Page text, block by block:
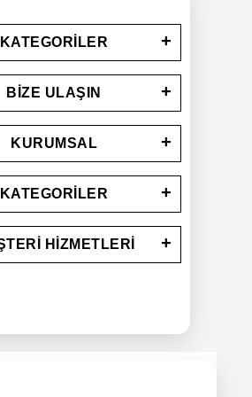
KATEGORILER
BIZE ULAŞIN
KURUMSAL
KATEGORILER
HIZMETLERI